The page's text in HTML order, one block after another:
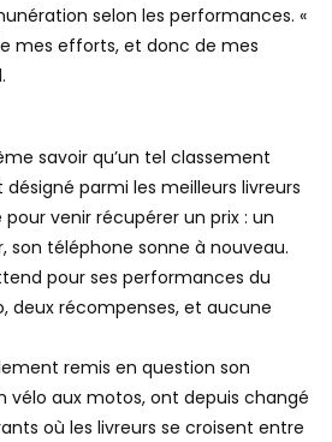
selon les performances. «
mes efforts, et donc de mes
savoir qu’un tel classement
désigné parmi les meilleurs livreurs
pour venir récupérer un prix : un
son téléphone sonne à nouveau.
pour ses performances du
deux récompenses, et aucune
remis en question son
vélo aux motos, ont depuis changé
où les livreurs se croisent entre